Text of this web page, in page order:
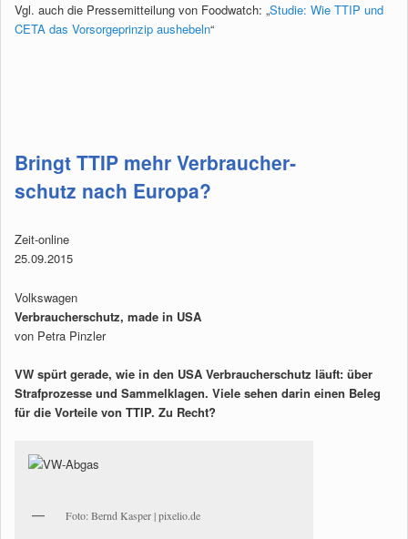
Vgl. auch die Pressemitteilung von Foodwatch: „Studie: Wie TTIP und
CETA das Vorsorgeprinzip aushebeln“
Bringt TTIP mehr Verbraucher­
schutz nach Europa?
Zeit-online
25.09.2015
Volkswagen
Verbraucherschutz, made in USA
von Petra Pinzler
VW spürt gerade, wie in den USA Verbraucherschutz läuft: über
Strafprozesse und Sammelklagen. Viele sehen darin einen Beleg
für die Vorteile von TTIP. Zu Recht?
Foto: Bernd Kasper | pixelio.de